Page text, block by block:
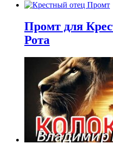
Промт для
Рота